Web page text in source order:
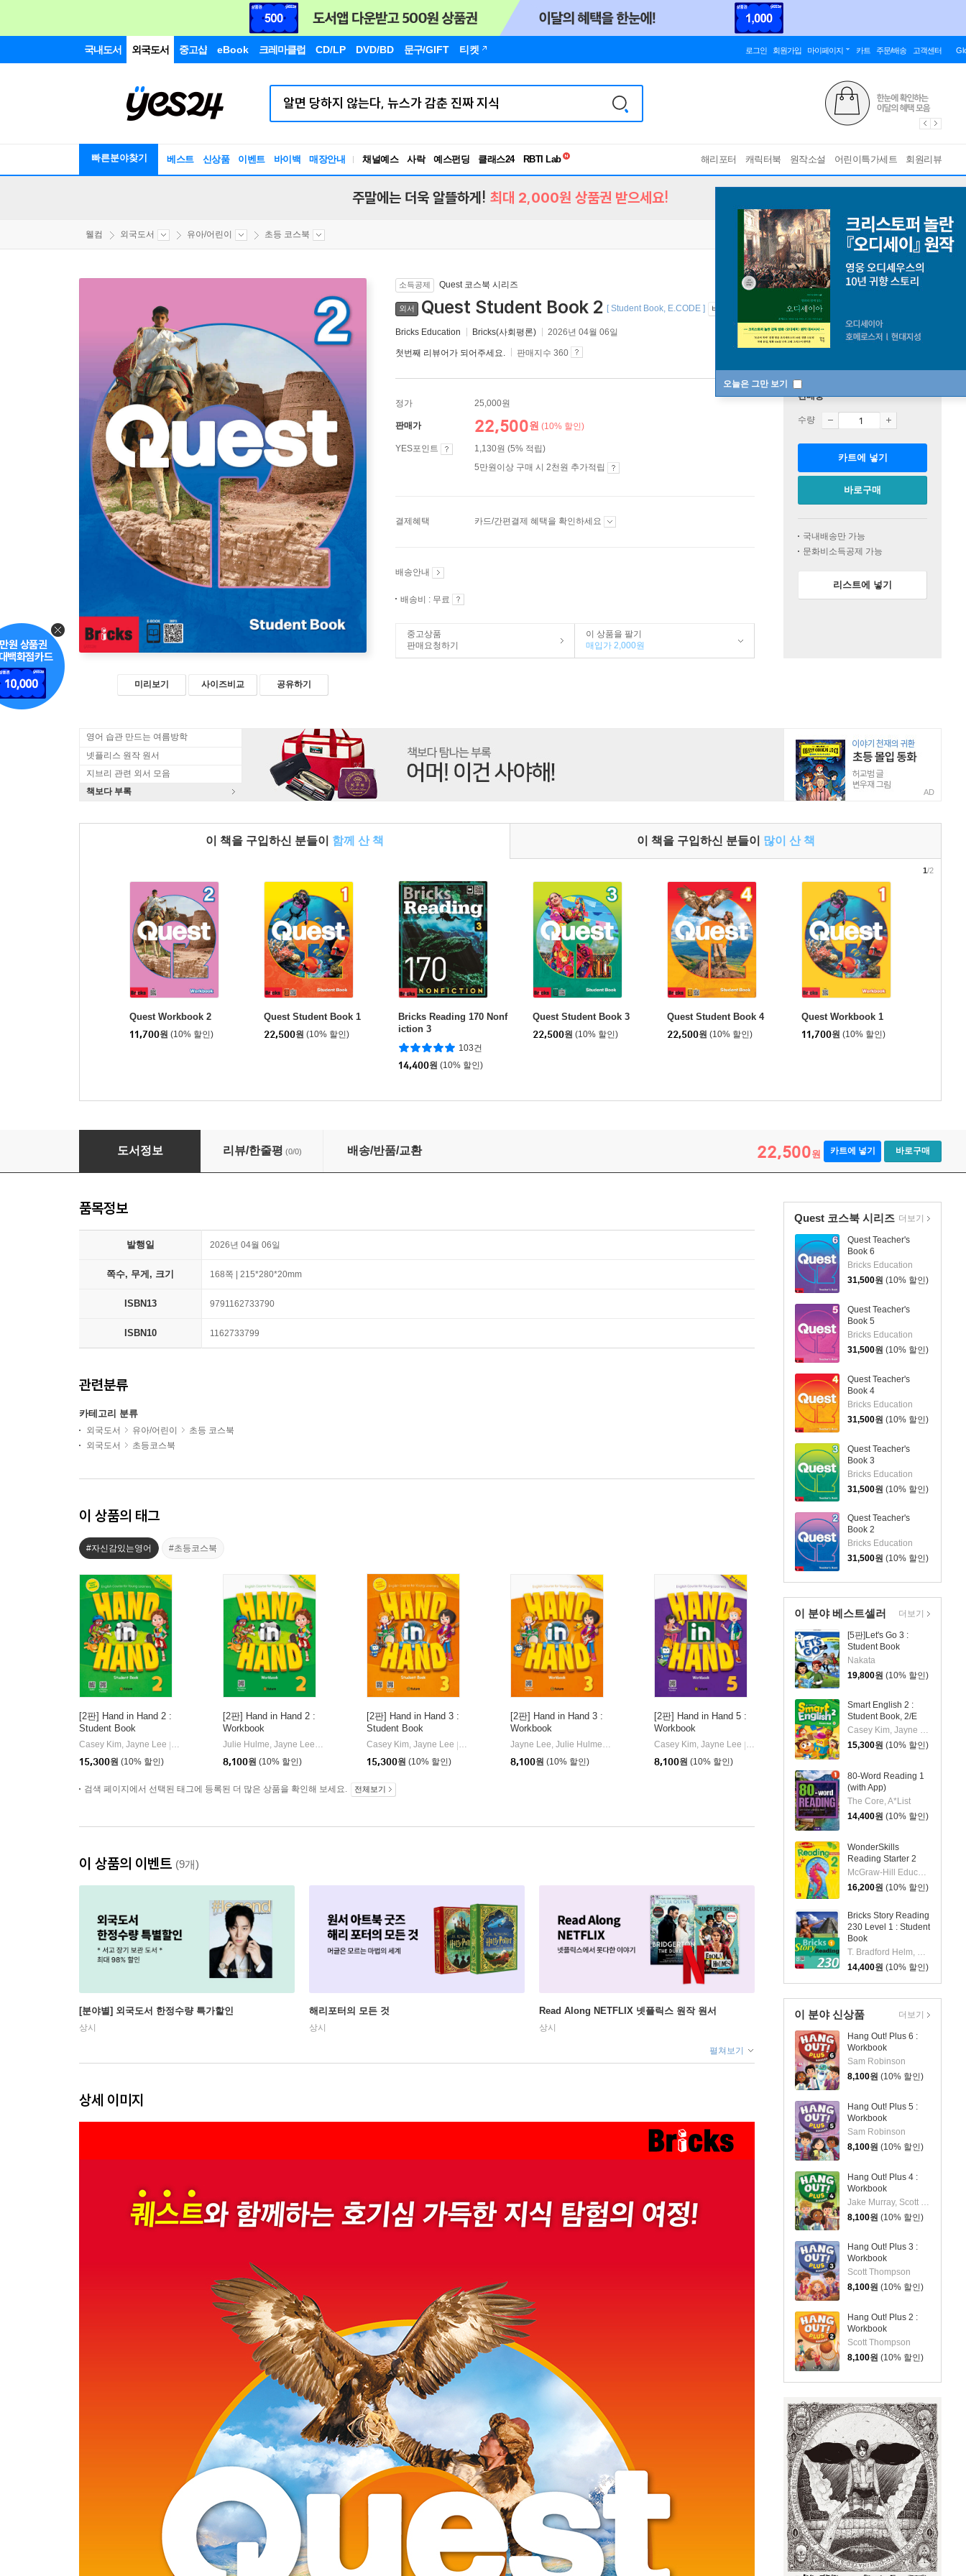
국내도서 외국도서 중고샵 eBook 크레마클럽 CD/LP DVD/BD 문구/GIFT 티켓 로그인 회원가입 마이페이지 카트 주문/배송 고객센터
빠른분야찾기 베스트 신상품 이벤트 바이백 매장안내 채널예스 사락 예스펀딩 클래스24
RBTI Lab
독서유형검사
해리포터 캐릭터북 원작소설 어린이특가세트 회원리뷰
오늘은 그만 보기
주말에는 더욱 알뜰하게! 최대 2,000원 상품권 받으세요!
웰컴 외국도서 유아/어린이 초등 코스북
미리보기 사이즈비교 공유하기
소득공제 Quest 코스북 시리즈
외서 Quest Student Book 2 [ Student Book, E.CODE ] 바인딩 & 에디션 안내
Bricks Education Bricks(사회평론) 2026년 04월 06일
첫번째 리뷰어가 되어주세요. 판매지수 360
정가 25,000원
판매가 22,500원 (10% 할인)
YES포인트
1,130원 (5% 적립)
5만원이상 구매 시 2천원 추가적립
결제혜택 카드/간편결제 혜택을 확인하세요
배송안내
배송비 : 무료
중고상품
판매요청하기
이 상품을 팔기
매입가 2,000원
판매중
수량
카트에 넣기
바로구매
국내배송만 가능
문화비소득공제 가능
리스트에 넣기
영어 습관 만드는 여름방학
넷플리스 원작 원서
지브리 관련 외서 모음
책보다 부록
AD
이 책을 구입하신 분들이 함께 산 책 이 책을 구입하신 분들이 많이 산 책
Quest Workbook 2
11,700원 (10% 할인)
Quest Student Book 1
22,500원 (10% 할인)
Bricks Reading 170 Nonf
iction 3
103건
14,400원 (10% 할인)
Quest Student Book 3
22,500원 (10% 할인)
Quest Student Book 4
22,500원 (10% 할인)
Quest Workbook 1
11,700원 (10% 할인)
1/2
Quest Student Book 2
도서정보 리뷰/한줄평 (0/0) 배송/반품/교환 22,500원 카트에 넣기 바로구매
Quest 코스북 시리즈
Quest Teacher's
Book 6
Bricks Education
31,500원 (10% 할인)
Quest Teacher's
Book 5
Bricks Education
31,500원 (10% 할인)
Quest Teacher's
Book 4
Bricks Education
31,500원 (10% 할인)
Quest Teacher's
Book 3
Bricks Education
31,500원 (10% 할인)
Quest Teacher's
Book 2
Bricks Education
31,500원 (10% 할인)
더보기
이 분야 베스트셀러
[5판]Let's Go 3 :
Student Book
Nakata
19,800원 (10% 할인)
Smart English 2 :
Student Book, 2/E
Casey Kim, Jayne Lee
15,300원 (10% 할인)
80-Word Reading 1
(with App)
The Core, A*List
14,400원 (10% 할인)
WonderSkills
Reading Starter 2
McGraw-Hill Education
16,200원 (10% 할인)
Bricks Story Reading
230 Level 1 : Student
Book
T. Bradford Helm, Nancy Hollman, Carrie Wilcox, Lindsay Irvine
14,400원 (10% 할인)
더보기
이 분야 신상품
Hang Out! Plus 6 :
Workbook
Sam Robinson
8,100원 (10% 할인)
Hang Out! Plus 5 :
Workbook
Sam Robinson
8,100원 (10% 할인)
Hang Out! Plus 4 :
Workbook
8,100원 (10% 할인)
Hang Out! Plus 3 :
Workbook
Scott Thompson
8,100원 (10% 할인)
Hang Out! Plus 2 :
Workbook
Scott Thompson
8,100원 (10% 할인)
더보기
품목정보
발행일 2026년 04월 06일
쪽수, 무게, 크기 168쪽 | 215*280*20mm
ISBN13 9791162733790
ISBN10 1162733799
관련분류
카테고리 분류
외국도서 유아/어린이
초등 코스북
외국도서
초등코스북
이 상품의 태그
#자신감있는영어 #초등코스북
[2판] Hand in Hand 2 :
Student Book
Casey Kim, Jayne Lee
이퓨쳐(e-future)
15,300원 (10% 할인)
[2판] Hand in Hand 2 :
Workbook
Julie Hulme, Jayne Lee
| 이퓨쳐(e-future)
8,100원 (10% 할인)
[2판] Hand in Hand 3 :
Student Book
Casey Kim, Jayne Lee
이퓨쳐(e-future)
15,300원 (10% 할인)
[2판] Hand in Hand 3 :
Workbook
Jayne Lee, Julie Hulme
| 이퓨쳐(e-future)
8,100원 (10% 할인)
[2판] Hand in Hand 5 :
Workbook
Casey Kim, Jayne Lee
이퓨쳐(e-future)
8,100원 (10% 할인)
검색 페이지에서 선택된 태그에 등록된 더 많은 상품을 확인해 보세요. 전체보기
이 상품의 이벤트 (9개)
[분야별] 외국도서 한정수량 특가할인
상시
해리포터의 모든 것
상시
Read Along NETFLIX 넷플릭스 원작 원서
상시
펼쳐보기
상세 이미지